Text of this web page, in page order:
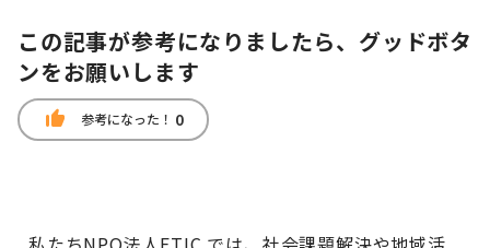
この記事が参考になりましたら、グッドボタ
ンをお願いします
thumb_up 参考になった！ 0